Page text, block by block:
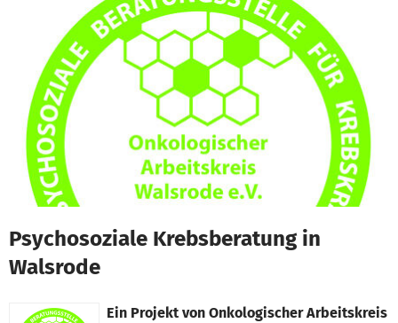
Zum Hauptinhalt springen
Erklärung zur Barrierefreiheit anzeigen
Psychosoziale Krebsberatung in
Walsrode
Ein Projekt von Onkologischer Arbeitskreis